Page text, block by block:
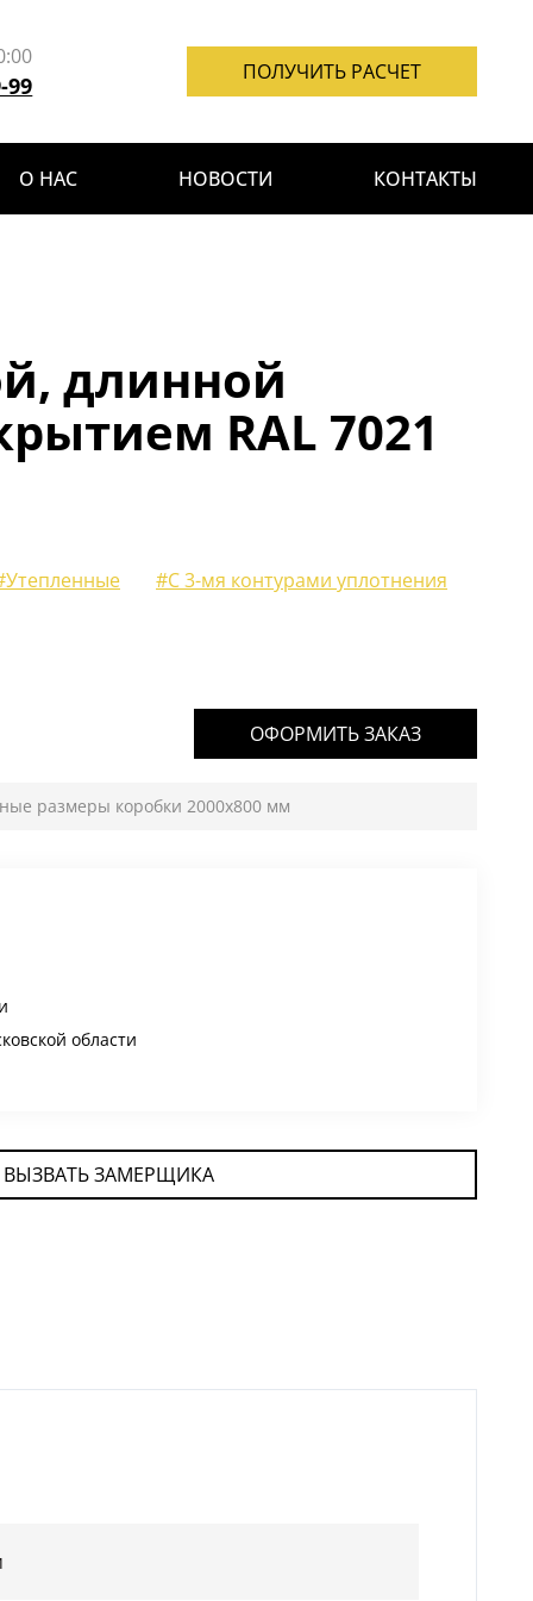
99 ПОЛУЧИТЬ РАСЧЕТ
О НАС НОВОСТИ КОНТАКТЫ
длинной
RAL 7021
#С 3-мя контурами уплотнения
ОФОРМИТЬ ЗАКАЗ
размеры коробки 2000х800 мм
области
ВЫЗВАТЬ ЗАМЕРЩИКА